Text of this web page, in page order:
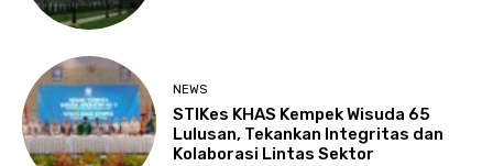
NEWS
STIKes KHAS Kempek Wisuda 65
Lulusan, Tekankan Integritas dan
Kolaborasi Lintas Sektor